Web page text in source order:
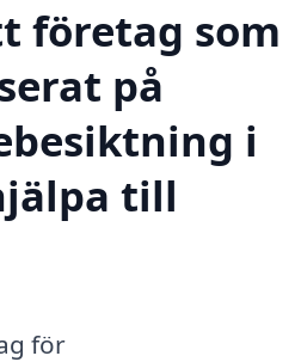
företag som
på
i
till
för